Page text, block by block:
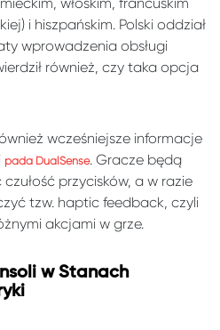
i hiszpańskim. Polski oddział
wprowadzenia obsługi
również, czy taka opcja
wcześniejsze informacje
pada DualSense. Gracze będą
przycisków, a w razie
tzw. haptic feedback, czyli
akcjami w grze.
w Stanach